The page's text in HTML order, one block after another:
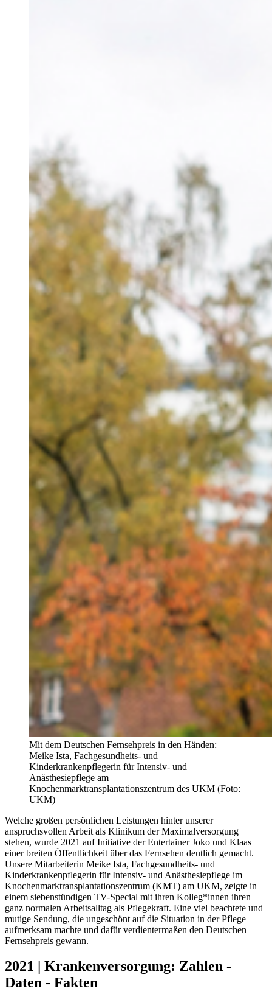
Mit dem Deutschen Fernsehpreis in den Händen:
Meike Ista, Fachgesundheits- und
Kinderkrankenpflegerin für Intensiv- und
Anästhesiepflege am
Knochenmarktransplantationszentrum des UKM (Foto:
UKM)
Welche großen persönlichen Leistungen hinter unserer
anspruchsvollen Arbeit als Klinikum der Maximalversorgung
stehen, wurde 2021 auf Initiative der Entertainer Joko und Klaas
einer breiten Öffentlichkeit über das Fernsehen deutlich gemacht.
Unsere Mitarbeiterin Meike Ista, Fachgesundheits- und
Kinderkrankenpflegerin für Intensiv- und Anästhesiepflege im
Knochenmarktransplantationszentrum (KMT) am UKM, zeigte in
einem siebenstündigen TV-Special mit ihren Kolleg*innen ihren
ganz normalen Arbeitsalltag als Pflegekraft. Eine viel beachtete und
mutige Sendung, die ungeschönt auf die Situation in der Pflege
aufmerksam machte und dafür verdientermaßen den Deutschen
Fernsehpreis gewann.
2021 | Krankenversorgung: Zahlen -
Daten - Fakten